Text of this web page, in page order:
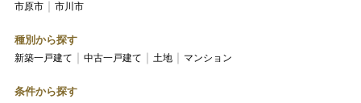
市原市
市川市
種別から探す
新築一戸建て 中古一戸建て 土地 マンション
条件から探す